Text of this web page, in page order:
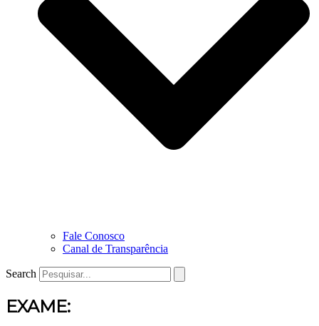
Fale Conosco
Canal de Transparência
Search
EXAME: